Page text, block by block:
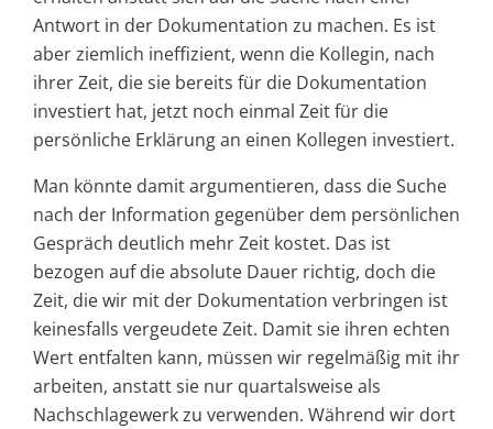
Antwort in der Dokumentation zu machen. Es ist
aber ziemlich ineffizient, wenn die Kollegin, nach
ihrer Zeit, die sie bereits für die Dokumentation
investiert hat, jetzt noch einmal Zeit für die
persönliche Erklärung an einen Kollegen investiert.
Man könnte damit argumentieren, dass die Suche
nach der Information gegenüber dem persönlichen
Gespräch deutlich mehr Zeit kostet. Das ist
bezogen auf die absolute Dauer richtig, doch die
Zeit, die wir mit der Dokumentation verbringen ist
keinesfalls vergeudete Zeit. Damit sie ihren echten
Wert entfalten kann, müssen wir regelmäßig mit ihr
arbeiten, anstatt sie nur quartalsweise als
Nachschlagewerk zu verwenden. Während wir dort